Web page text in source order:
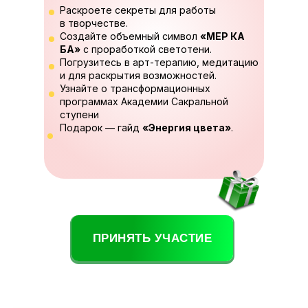
ПРИНЯТЬ УЧАСТИЕ
Раскроете секреты для работы
в творчестве.
Создайте объемный символ «МЕР КА
БА» с проработкой светотени.
Погрузитесь в арт-терапию, медитацию
и для раскрытия возможностей.
Узнайте о трансформационных
программах Академии Сакральной
ступени
Подарок — гайд «Энергия цвета».